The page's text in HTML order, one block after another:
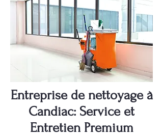
Entreprise de nettoyage à
Candiac: Service et
Entretien Premium